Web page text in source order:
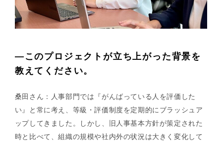
—このプロジェクトが立ち上がった背景を
教えてください。
桑田さん：人事部門では『がんばっている人を評価した
い』と常に考え、等級・評価制度を定期的にブラッシュア
ップしてきました。しかし、旧人事基本方針が策定された
時と比べて、組織の規模や社内外の状況は大きく変化して